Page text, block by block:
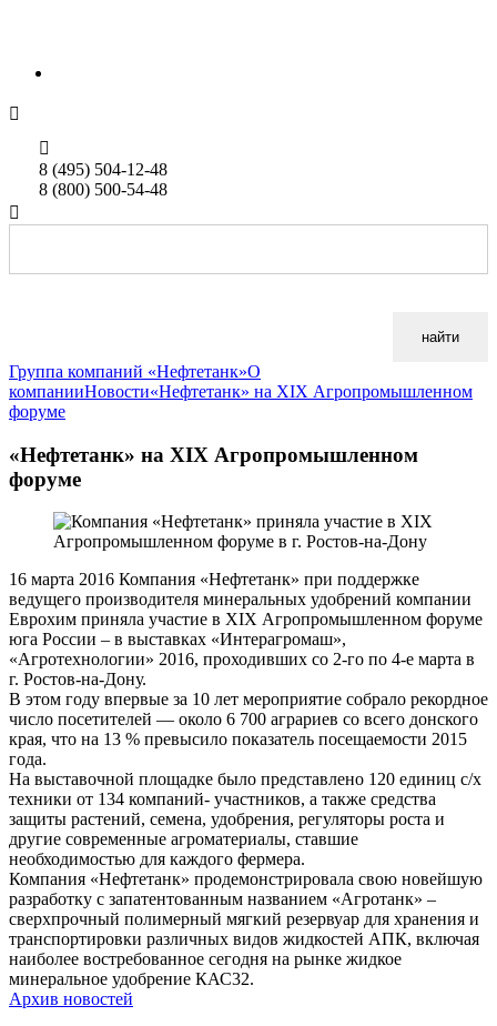


8 (495) 504-12-48
8 (800) 500-54-48

найти
Группа компаний «Нефтетанк»О
компанииНовости«Нефтетанк» на XIX Агропромышленном
форуме
«Нефтетанк» на XIX Агропромышленном
форуме
16 марта 2016 Компания «Нефтетанк» при поддержке
ведущего производителя минеральных удобрений компании
Еврохим приняла участие в XIX Агропромышленном форуме
юга России – в выставках «Интерагромаш»,
«Агротехнологии» 2016, проходивших со 2-го по 4-е марта в
г. Ростов-на-Дону.
В этом году впервые за 10 лет мероприятие собрало рекордное
число посетителей — около 6 700 аграриев со всего донского
края, что на 13 % превысило показатель посещаемости 2015
года.
На выставочной площадке было представлено 120 единиц с/х
техники от 134 компаний- участников, а также средства
защиты растений, семена, удобрения, регуляторы роста и
другие современные агроматериалы, ставшие
необходимостью для каждого фермера.
Компания «Нефтетанк» продемонстрировала свою новейшую
разработку с запатентованным названием «Агротанк» –
сверхпрочный полимерный мягкий резервуар для хранения и
транспортировки различных видов жидкостей АПК, включая
наиболее востребованное сегодня на рынке жидкое
минеральное удобрение КАС32.
Архив новостей